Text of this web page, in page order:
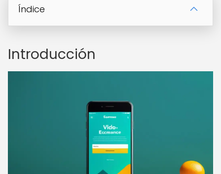
Índice
Introducción